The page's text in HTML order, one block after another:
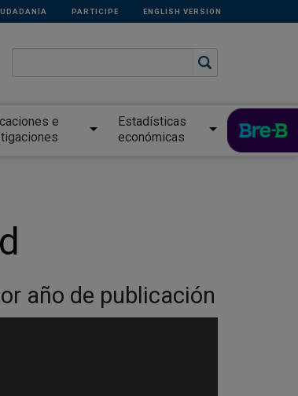
PARTICIPE ENGLISH VERSION
e
Estadísticas
económicas
año de publicación